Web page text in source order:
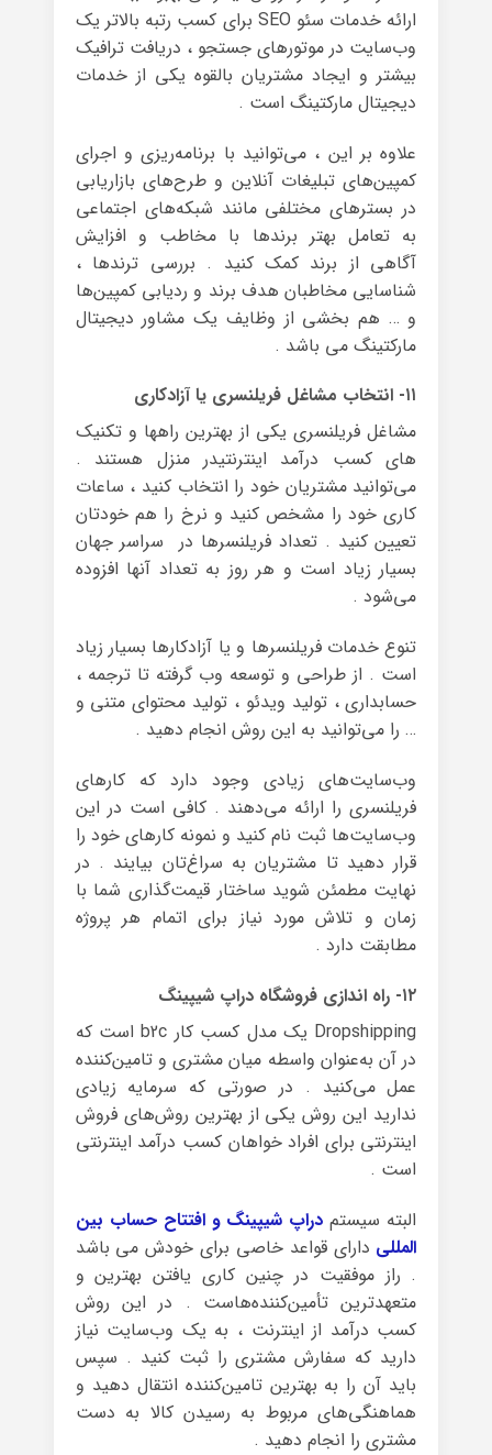
ارائه خدمات سئو SEO برای کسب رتبه بالاتر یک
وب‌سایت در موتورهای جستجو ، دریافت ترافیک
بیشتر و ایجاد مشتریان بالقوه یکی از خدمات
دیجیتال مارکتینگ است .
علاوه بر این ، می‌توانید با برنامه‌ریزی و اجرای
کمپین‌های تبلیغات آنلاین و طرح‌های بازاریابی
در بسترهای مختلفی مانند شبکه‌های اجتماعی
به تعامل بهتر برندها با مخاطب و افزایش
آگاهی از برند کمک کنید . بررسی ترندها ،
شناسایی مخاطبان هدف برند و ردیابی کمپین‌ها
و … هم بخشی از وظایف یک مشاور دیجیتال
مارکتینگ می باشد .
۱۱- انتخاب مشاغل فریلنسری یا آزادکاری
مشاغل فریلنسری یکی از بهترین راهها و تکنیک
های کسب درآمد اینترنتیدر منزل هستند .
می‌توانید مشتریان خود را انتخاب کنید ، ساعات
کاری خود را مشخص کنید و نرخ را هم خودتان
تعیین کنید . تعداد فریلنسرها در سراسر جهان
بسیار زیاد است و هر روز به تعداد آنها افزوده
می‌شود .
تنوع خدمات فریلنسرها و یا آزادکارها بسیار زیاد
است . از طراحی و توسعه وب گرفته تا ترجمه ،
حسابداری ، تولید ویدئو ، تولید محتوای متنی و
… را می‌توانید به این روش انجام دهید .
وب‌سایت‌های زیادی وجود دارد که کارهای
فریلنسری را ارائه می‌دهند . کافی است در این
وب‌سایت‌ها ثبت نام کنید و نمونه کارهای خود را
قرار دهید تا مشتریان به سراغ‌تان بیایند . در
نهایت مطمئن شوید ساختار قیمت‌گذاری شما با
زمان و تلاش مورد نیاز برای اتمام هر پروژه
مطابقت دارد .
۱۲- راه اندازی فروشگاه دراپ شیپینگ
Dropshipping یک مدل کسب کار b2c است که
در آن به‌عنوان واسطه‌ میان مشتری و تامین‌کننده
عمل می‌کنید . در صورتی که سرمایه زیادی
ندارید این روش یکی از بهترین روش‌های فروش
اینترنتی برای افراد خواهان کسب درآمد اینترنتی
است .
البته سیستم دراپ شیپینگ و افتتاح حساب بین
المللی دارای قواعد خاصی برای خودش می باشد
. راز موفقیت در چنین کاری یافتن بهترین و
متعهدترین تأمین‌کننده‌هاست . در این روش
کسب درآمد از اینترنت ، به یک وب‌سایت نیاز
دارید که سفارش مشتری را ثبت کنید . سپس
باید آن را به بهترین تامین‌کننده انتقال دهید و
هماهنگی‌های مربوط به رسیدن کالا به دست
مشتری را انجام دهید .